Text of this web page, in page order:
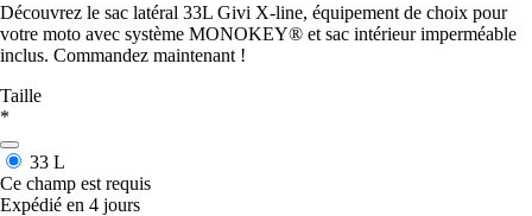
Découvrez le sac latéral 33L Givi X-line, équipement de choix pour
votre moto avec système MONOKEY® et sac intérieur imperméable
inclus. Commandez maintenant !
Taille
*
33 L
Ce champ est requis
Expédié en 4 jours